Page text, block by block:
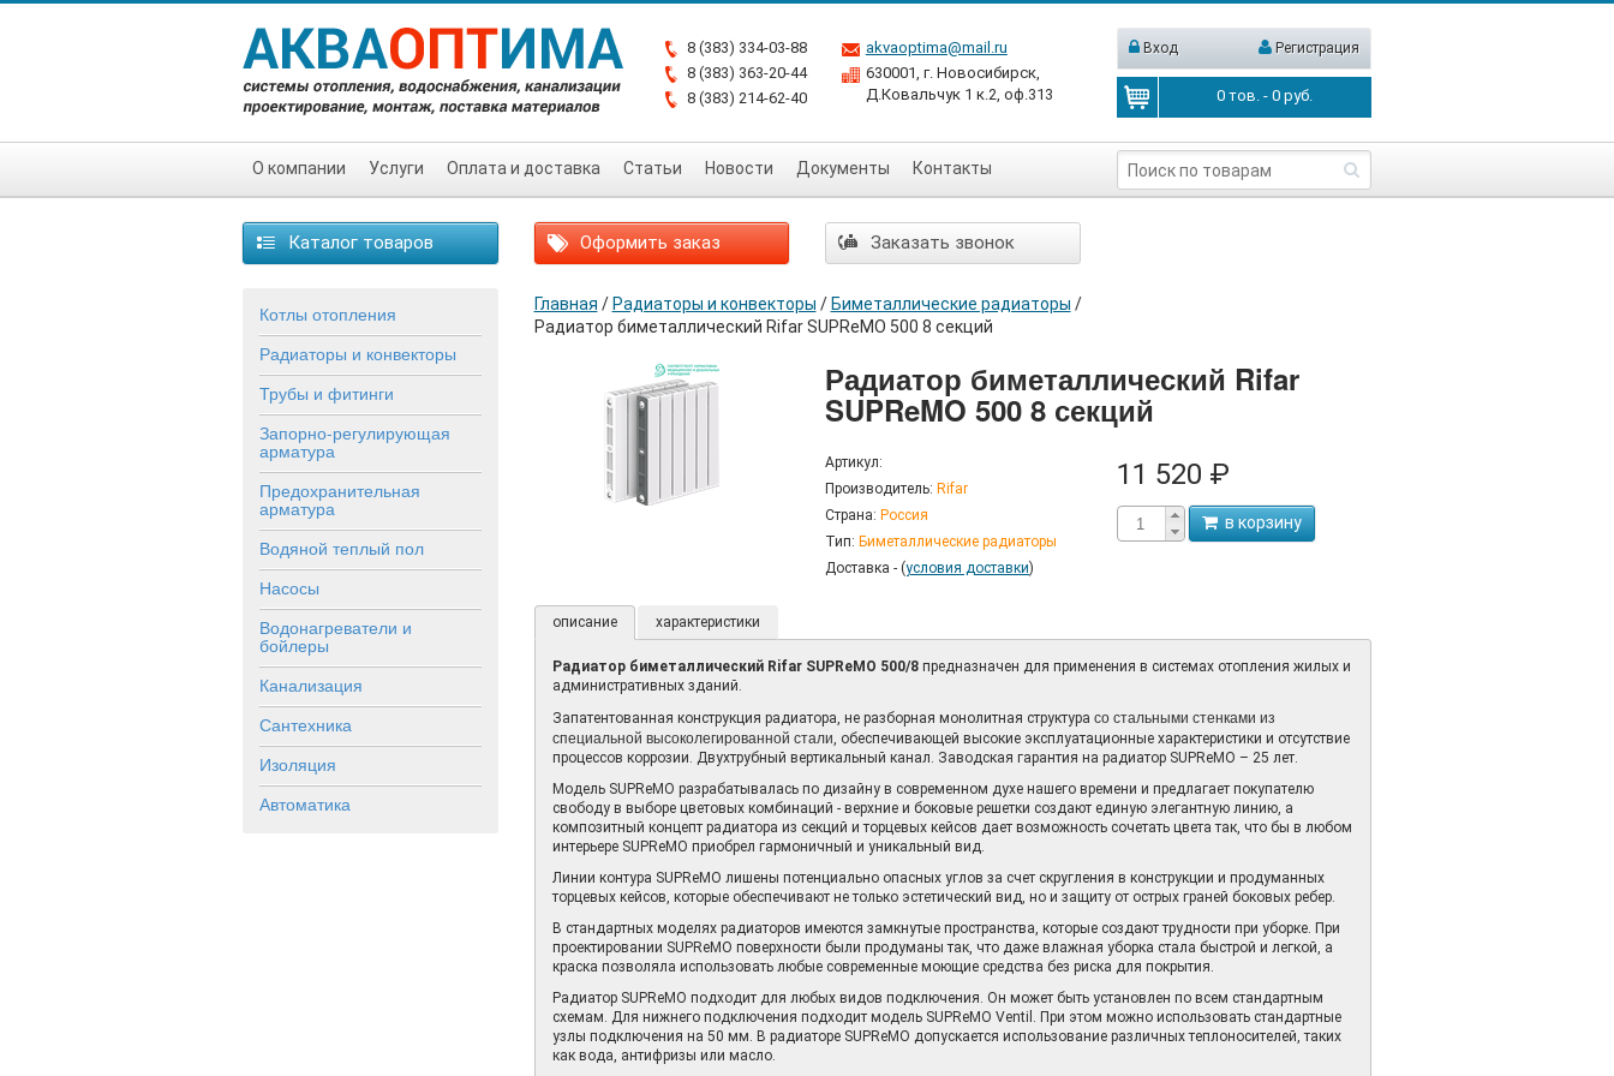
8 (383) 334-03-88
8 (383) 363-20-44
8 (383) 214-62-40
akvaoptima@mail.ru
630001, г. Новосибирск,
Д.Ковальчук 1 к.2, оф.313
Вход Регистрация
0 тов. -0 руб.
О компании Услуги Оплата и доставка Статьи Новости Документы Контакты
Каталог товаров Оформить заказ Заказать звонок
Котлы отопления
Радиаторы и конвекторы
Трубы и фитинги
Запорно-регулирующая
арматура
Предохранительная
арматура
Водяной теплый пол
Насосы
Водонагреватели и
бойлеры
Канализация
Сантехника
Изоляция
Автоматика
Главная / Радиаторы и конвекторы / Биметаллические радиаторы /
Радиатор биметаллический Rifar SUPReMO 500 8 секций
Радиатор биметаллический Rifar
SUPReMO 500 8 секций
Артикул:
Производитель: Rifar
Страна: Россия
Тип: Биметаллические радиаторы
Доставка - (условия доставки)
11 520 ₽
в корзину
описание характеристики
Радиатор биметаллический Rifar SUPReMO 500/8предназначен для применения в системах отопления жилых и
административных зданий.
Запатентованная конструкция радиатора, не разборная монолитная структура со стальными стенками из
специальной высоколегированной стали, обеспечивающей высокие эксплуатационные характеристики и отсутствие
процессов коррозии. Двухтрубный вертикальный канал. Заводская гарантия на радиатор SUPReMO – 25 лет.
Модель SUPReMO разрабатывалась по дизайну в современном духе нашего времени и предлагает покупателю
свободу в выборе цветовых комбинаций - верхние и боковые решетки создают единую элегантную линию, а
композитный концепт радиатора из секций и торцевых кейсов дает возможность сочетать цвета так, что бы в любом
интерьере SUPReMO приобрел гармоничный и уникальный вид.
Линии контура SUPReMO лишены потенциально опасных углов за счет скругления в конструкции и продуманных
торцевых кейсов, которые обеспечивают не только эстетический вид, но и защиту от острых граней боковых ребер.
В стандартных моделях радиаторов имеются замкнутые пространства, которые создают трудности при уборке. При
проектировании SUPReMO поверхности были продуманы так, что даже влажная уборка стала быстрой и легкой, а
краска позволяла использовать любые современные моющие средства без риска для покрытия.
Радиатор SUPReMO подходит для любых видов подключения. Он может быть установлен по всем стандартным
схемам. Для нижнего подключения подходит модель SUPReMO Ventil. При этом можно использовать стандартные
узлы подключения на 50 мм. В радиаторе SUPReMO допускается использование различных теплоносителей, таких
как вода, антифризы или масло.